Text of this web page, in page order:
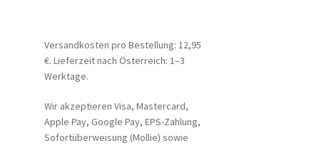
Versandkosten pro Bestellung: 12,95
€. Lieferzeit nach Österreich: 1–3
Werktage.
Wir akzeptieren Visa, Mastercard,
Apple Pay, Google Pay, EPS-Zahlung,
Sofortüberweisung (Mollie) sowie